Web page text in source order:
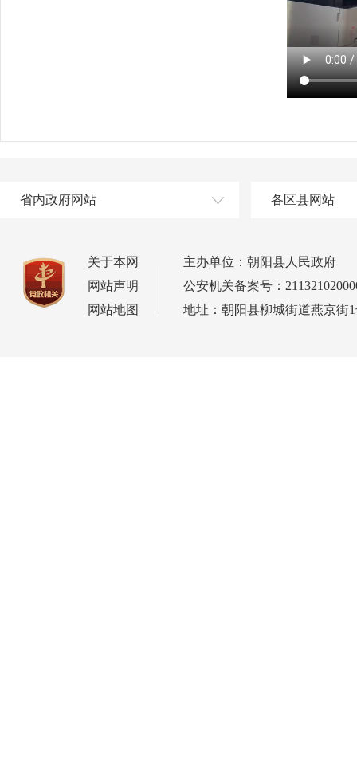
省内政府网站 各区县网站
关于本网
网站声明
网站地图
主办单位：朝阳县人民政府
公安机关备案号：
地址：朝阳县柳城街道燕京街